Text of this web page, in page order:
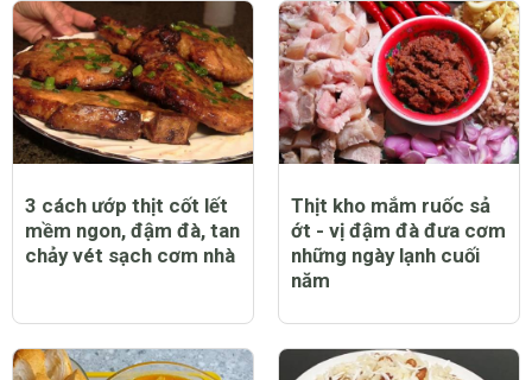
3 cách ướp thịt cốt lết
mềm ngon, đậm đà, tan
chảy vét sạch cơm nhà
Thịt kho mắm ruốc sả
ớt - vị đậm đà đưa cơm
những ngày lạnh cuối
năm